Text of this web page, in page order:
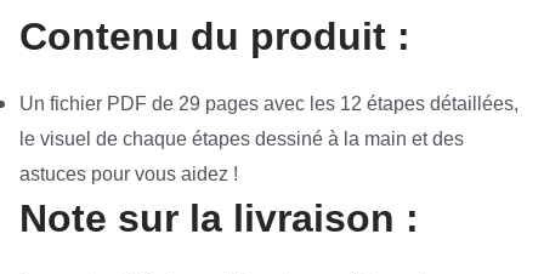
Contenu du produit :
Un fichier PDF de 29 pages avec les 12 étapes détaillées,
le visuel de chaque étapes dessiné à la main et des
astuces pour vous aidez !
Note sur la livraison :